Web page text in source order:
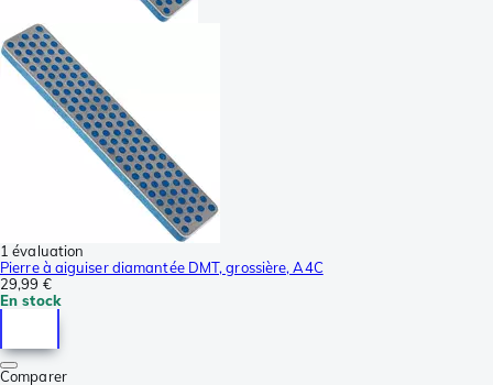
1 évaluation
Pierre à aiguiser diamantée DMT, grossière, A4C
29,99 €
En stock
Comparer